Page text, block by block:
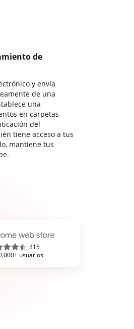
de
y envía
de una
una
en carpetas
del
tiene acceso a tus
mantiene tus
315
usuarios